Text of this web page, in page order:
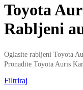
Toyota
Rabljeni
Oglasite rabljeni Toyota
Pronađite Toyota Auris
Filtriraj